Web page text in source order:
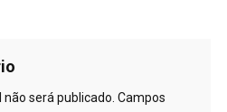
será publicado. Campos